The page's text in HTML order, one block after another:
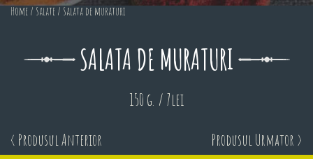
Home / Salate / Salata de muraturi
SALATA DE MURATURI
150 g. / 7lei
< Produsul Anterior Produsul Urmator >